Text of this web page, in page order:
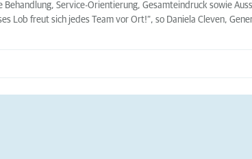
Behandlung, Service-Orientierung, Gesamteindruck sowie
Lob freut sich jedes Team vor Ort!“, so Daniela Cleven,